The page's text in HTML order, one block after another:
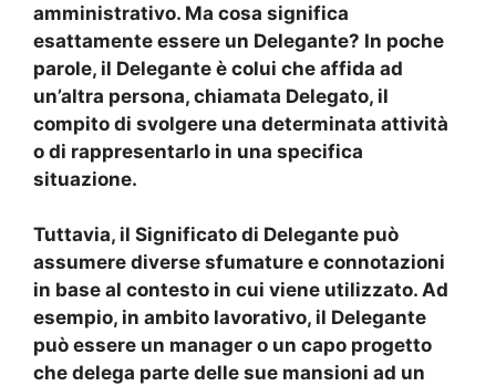
amministrativo. Ma cosa significa
esattamente essere un Delegante? In poche
parole, il Delegante è colui che affida ad
un’altra persona, chiamata Delegato, il
compito di svolgere una determinata attività
o di rappresentarlo in una specifica
situazione.
Tuttavia, il Significato di Delegante può
assumere diverse sfumature e connotazioni
in base al contesto in cui viene utilizzato. Ad
esempio, in ambito lavorativo, il Delegante
può essere un manager o un capo progetto
che delega parte delle sue mansioni ad un